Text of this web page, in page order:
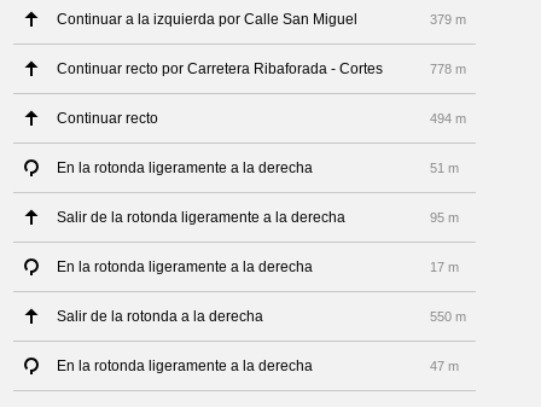
Continuar a la izquierda por Calle San Miguel 379 m
Continuar recto por Carretera Ribaforada - Cortes 778 m
Continuar recto 494 m
En la rotonda ligeramente a la derecha 51 m
Salir de la rotonda ligeramente a la derecha 95 m
En la rotonda ligeramente a la derecha 17 m
Salir de la rotonda a la derecha 550 m
En la rotonda ligeramente a la derecha 47 m